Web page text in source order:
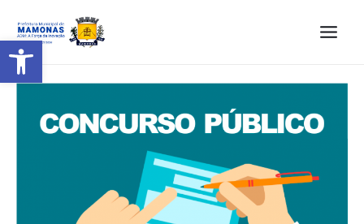
Barra de Ferramentas Aberta